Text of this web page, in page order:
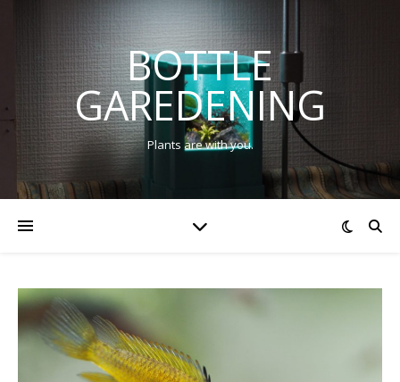
BOTTLE
GAREDENING
Plants are with you.